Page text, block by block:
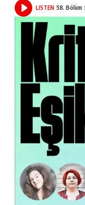
LISTEN 58. Bölüm